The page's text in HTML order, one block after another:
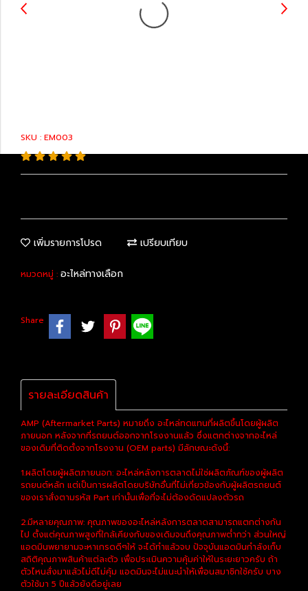
SKU : EM003
เพิ่มรายการโปรด เปรียบเทียบ
หมวดหมู่ : อะไหล่ทางเลือก
Share
รายละเอียดสินค้า
AMP (Aftermarket Parts) หมายถึง อะไหล่ทดแทนที่ผลิตขึ้นโดยผู้ผลิต
ภายนอก หลังจากที่รถยนต์ออกจากโรงงานแล้ว ซึ่งแตกต่างจากอะไหล่
ของเดิมที่ติดตั้งจากโรงงาน (OEM parts) มีลักษณะดังนี้:
1.ผลิตโดยผู้ผลิตภายนอก: อะไหล่หลังการตลาดไม่ใช่ผลิตภัณฑ์ของผู้ผลิต
รถยนต์หลัก แต่เป็นการผลิตโดยบริษัทอื่นที่ไม่เกี่ยวข้องกับผู้ผลิตรถยนต์
ของเราสั่งตามรหัส Part เท่านั้นเพื่อที่จะไม่ต้องดัดแปลงตัวรถ
2.มีหลายคุณภาพ: คุณภาพของอะไหล่หลังการตลาดสามารถแตกต่างกัน
ไป ตั้งแต่คุณภาพสูงที่ใกล้เคียงกับของเดิมจนถึงคุณภาพต่ำกว่า ส่วนใหญ่
แอดมินพยายามจะหาเกรดดีๆให้ จะได้ทำแล้วจบ ปัจจุบันแอดมินกำลังเก็บ
สถิติคุณภาพสินค้าแต่ละตัว เพื่อประเมินความคุ้มค่าให้ในระยะยาวครับ ถ้า
ตัวไหนสั่งมาแล้วไม่ดีไม่คุ้ม แอดมินจะไม่แนะนำให้เพื่อนสมาชิกใช้ครับ บาง
ตัวใช้มา 5 ปีแล้วยังดีอยู่เลย